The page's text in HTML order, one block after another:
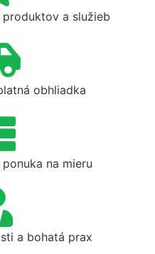
a služieb
obhliadka
na mieru
a bohatá prax